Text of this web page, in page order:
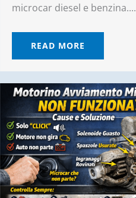
microcar diesel e benzina....
READ MORE